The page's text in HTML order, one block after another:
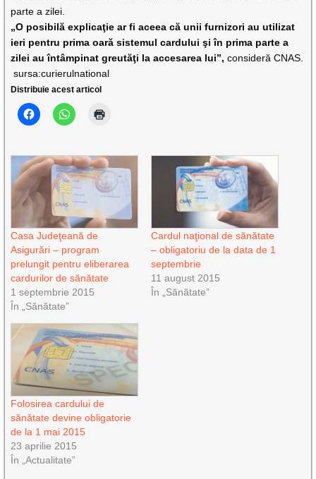
parte a zilei.
„O posibilă explicaţie ar fi aceea că unii furnizori au utilizat
ieri pentru prima oară sistemul cardului şi în prima parte a
zilei au întâmpinat greutăţi la accesarea lui”, consideră CNAS.
sursa:curierulnational
Distribuie acest articol
Casa Judeţeană de
Asigurări – program
prelungit pentru eliberarea
cardurilor de sănătate
1 septembrie 2015
În „Sănătate”
Cardul naţional de sănătate
– obligatoriu de la data de 1
septembrie
11 august 2015
În „Sănătate”
Folosirea cardului de
sănătate devine obligatorie
de la 1 mai 2015
23 aprilie 2015
În „Actualitate”